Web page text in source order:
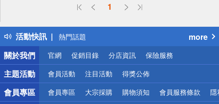
1
活動快訊
偏遠地區配送
得獎公告
熱門話題
銀行優惠
偏遠地區配送
詐騙網頁！請小心！
more
關於我們
官網 促銷目錄 分店資訊 保險服務
主題活動 會員活動 注目活動 得獎公佈
會員專區 會員專區 大宗採購 購物須知 會員服務條款 隱